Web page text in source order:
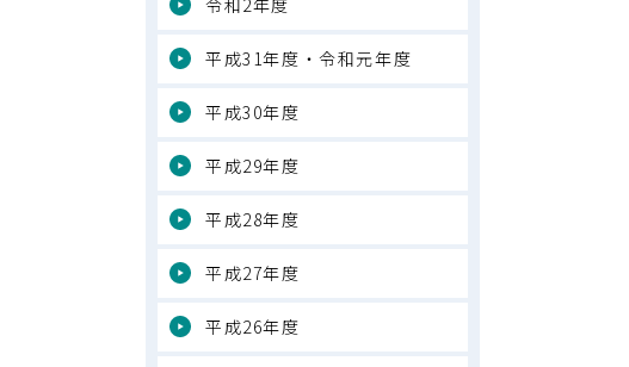
令和2年度
平成31年度・令和元年度
平成30年度
平成29年度
平成28年度
平成27年度
平成26年度